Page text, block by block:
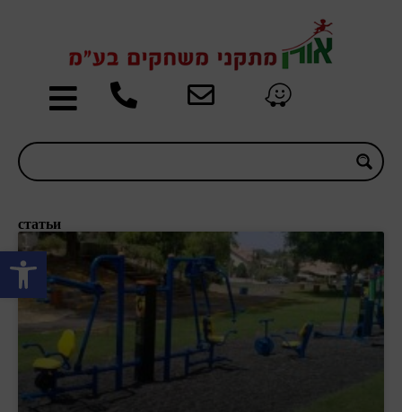
Открыть панель инструментов
статьи